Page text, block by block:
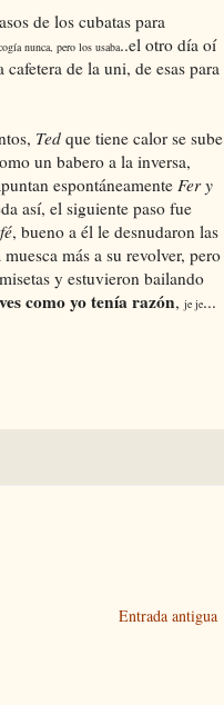
de los cubatas para
nunca, pero los usaba..el otro día oí
de la uni, de esas para
Ted que tiene calor se sube
un babero a la inversa,
espontáneamente Fer y
así, el siguiente paso fue
, bueno a él le desnudaron las
más a su revolver, pero
y estuvieron bailando
ves como yo tenía razón, je je...
Entrada antigua